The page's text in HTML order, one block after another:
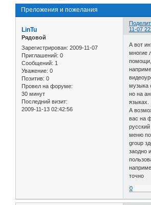
Преложения и пожелания
11-07
LinTu
Рядовой
Зарегистрирован: 2009-11-07
Приглашений: 0
Сообщений: 1
Уважение: 0
Позитив: 0
Провел на форуме:
30 минут
Последний визит:
2009-11-13 02:42:56
А вот
многие
музыка
но на
языках.
А
вас на
меню
group
заодно
точно
0